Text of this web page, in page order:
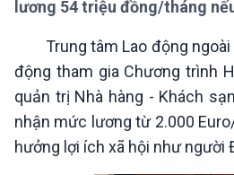
360 độ Sức khỏe
Tài nguyên và Môi trường
Chuyên gia của bạn
Xã hội chuyển động
Bước chân đến trường
VOV1 đặc biệt
lương 54 triệu đồng/tháng
Trung tâm Lao động ngoài
động tham gia Chương trình
quản trị Nhà hàng - Khách
nhận mức lương từ 2.000
hưởng lợi ích xã hội như người